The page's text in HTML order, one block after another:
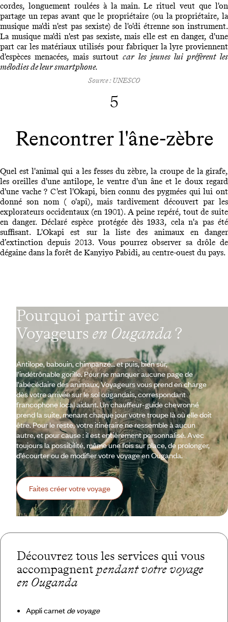
cordes, longuement roulées à la main. Le rituel veut que l'on
partage un repas avant que le propriétaire (ou la propriétaire, la
musique ma'di n'est pas sexiste) de l'o'di étrenne son instrument.
La musique ma'di n'est pas sexiste, mais elle est en danger, d'une
part car les matériaux utilisés pour fabriquer la lyre proviennent
d'espèces menacées, mais surtoutcar les jeunes lui préfèrent les
mélodies de leur smartphone.
Source : UNESCO
5
Rencontrer l'âne-zèbre
Quel est l'animal qui a les fesses du zèbre, la croupe de la girafe,
les oreilles d'une antilope, le ventre d'un âne et le doux regard
d'une vache ? C'est l'Okapi, bien connu des pygmées qui lui ont
donné son nom ( o'api), mais tardivement découvert par les
explorateurs occidentaux (en 1901). A peine repéré, tout de suite
en danger. Déclaré espèce protégée dès 1933, cela n'a pas été
suffisant. L'Okapi est sur la liste des animaux en danger
d’extinction depuis 2013. Vous pourrez observer sa drôle de
dégaine dans la forêt de Kanyiyo Pabidi, au centre-ouest du pays.
Pourquoi partir avec
Voyageurs en Ouganda?
Antilope, babouin, chimpanzé… et puis, bien sûr,
l’indétrônable gorille. Pour ne manquer aucune page de
l’abécédaire des animaux, Voyageurs vous prend en charge
dès votre arrivée sur le sol ougandais, correspondant
francophone local aidant. Un chauffeur-guide chevronné
prend la suite, menant chaque jour votre troupe là où elle doit
être. Pour le reste, votre itinéraire ne ressemble à aucun
autre, et pour cause : il est entièrement personnalisé. Avec
toujours la possibilité, même une fois sur place, de prolonger,
d’écourter ou de modifier votre voyage en Ouganda.
Faites créer votre voyage
Découvrez tous les services qui vous
accompagnent pendant votre voyage
en Ouganda
Appli carnet de voyage